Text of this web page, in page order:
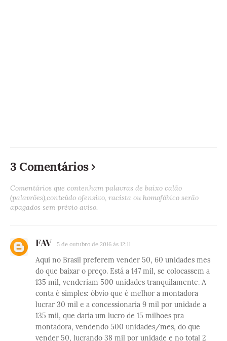
3 Comentários
Comentários que contenham palavras de baixo calão
(palavrões),conteúdo ofensivo, racista ou homofóbico serão
apagados sem prévio aviso.
FAV 5 de outubro de 2016 às 12:11
Aqui no Brasil preferem vender 50, 60 unidades mes
do que baixar o preço. Está a 147 mil, se colocassem a
135 mil, venderiam 500 unidades tranquilamente. A
conta é simples: óbvio que é melhor a montadora
lucrar 30 mil e a concessionaria 9 mil por unidade a
135 mil, que daria um lucro de 15 milhoes pra
montadora, vendendo 500 unidades/mes, do que
vender 50, lucrando 38 mil por unidade e no total 2